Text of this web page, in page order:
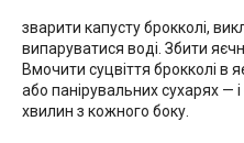
зварити капусту брокколі,
випаруватися воді. Збити
Вмочити суцвіття брокколі в
або панірувальних сухарях —
хвилин з кожного боку.